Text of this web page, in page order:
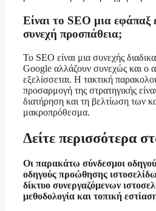
Είναι το SEO μια εφάπαξ
συνεχή προσπάθεια;
Το SEO είναι μια συνεχής
Google αλλάζουν συνεχώς και ο
εξελίσσεται. Η τακτική
προσαρμογή της στρατηγικής
διατήρηση και τη βελτίωση των
μακροπρόθεσμα.
Δείτε περισσότερα
Οι παρακάτω σύνδεσμοι
οδηγούς προώθησης
δίκτυο συνεργαζόμενων
μεθοδολογία και τοπική